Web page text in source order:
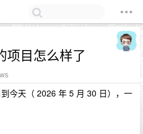
项目怎么样了
今天（ 2026 年 5 月 30 日），一